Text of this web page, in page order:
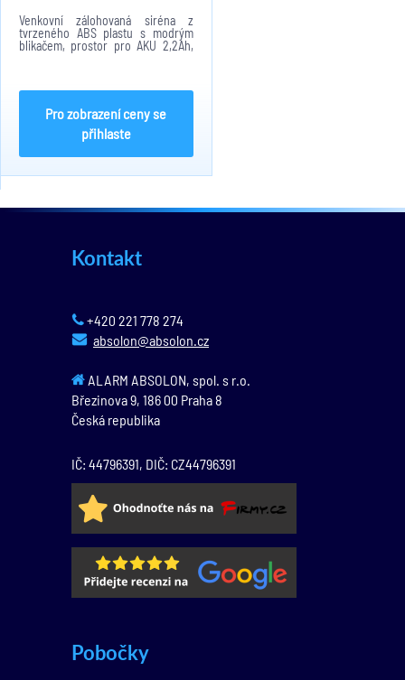
Venkovní zálohovaná siréna z
tvrzeného ABS plastu s modrým
blikačem, prostor pro AKU 2,2Ah,
zvukový výkon 105dB/m.
Pro zobrazení ceny se
přihlaste
Kontakt
+420 221 778 274
absolon@absolon.cz
ALARM ABSOLON, spol. s r.o.
Březinova 9, 186 00 Praha 8
Česká republika
IČ: 44796391, DIČ: CZ44796391
Pobočky